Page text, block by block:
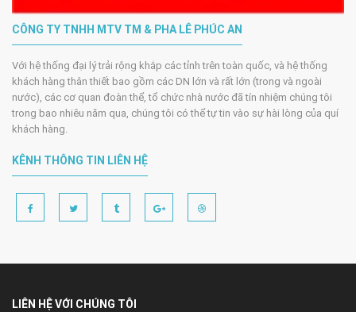
CÔNG TY TNHH MTV TM & PHA LÊ PHÚC AN
Với hệ thống đại lý trải rộng khắp các tỉnh trên toàn quốc, và hệ thống
khách hàng thân thiết bao gồm các DN lớn và rất lớn (trong và ngoài
nước), các cơ quan đoàn thể, tổ chức nhà nước đã tín nhiệm chúng tôi
trong bao nhiêu năm qua, chúng tôi có thể tự tin vào sự hài lòng của quí
khách hàng.
KÊNH THÔNG TIN LIÊN HỆ
LIÊN HỆ VỚI CHÚNG TÔI